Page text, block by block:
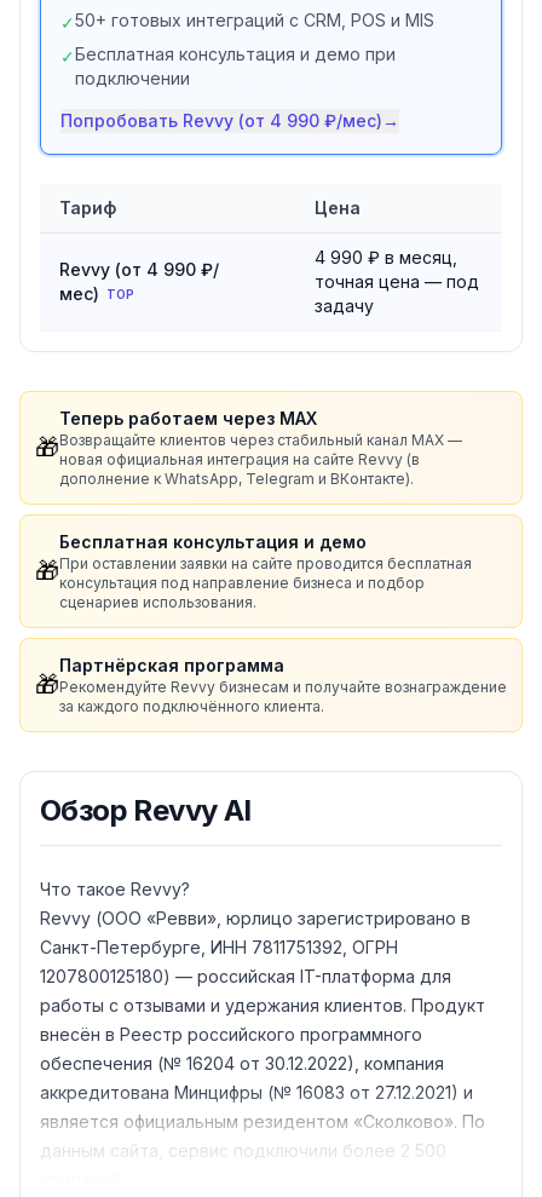
✓50+ готовых интеграций с CRM, POS и MIS
✓Бесплатная консультация и демо при
подключении
Попробовать Revvy (от 4 990 ₽/мес)→
Тариф Цена
Revvy (от 4 990 ₽/
мес)
TOP
4 990 ₽ в месяц,
точная цена — под
задачу
🎁
Теперь работаем через MAX
Возвращайте клиентов через стабильный канал MAX —
новая официальная интеграция на сайте Revvy (в
дополнение к WhatsApp, Telegram и ВКонтакте).
🎁
Бесплатная консультация и демо
При оставлении заявки на сайте проводится бесплатная
консультация под направление бизнеса и подбор
сценариев использования.
🎁
Партнёрская программа
Рекомендуйте Revvy бизнесам и получайте вознаграждение
за каждого подключённого клиента.
Обзор Revvy AI
Что такое Revvy?
Revvy (ООО «Ревви», юрлицо зарегистрировано в
Санкт-Петербурге, ИНН 7811751392, ОГРН
1207800125180) — российская IT-платформа для
работы с отзывами и удержания клиентов. Продукт
внесён в Реестр российского программного
обеспечения (№ 16204 от 30.12.2022), компания
аккредитована Минцифры (№ 16083 от 27.12.2021) и
является официальным резидентом «Сколково». По
данным сайта, сервис подключили более 2 500